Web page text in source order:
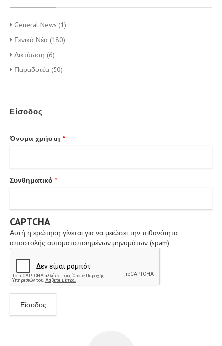
General News (1)
Γενικά Νέα (180)
Δικτύωση (6)
Παραδοτέα (50)
Είσοδος
Όνομα χρήστη *
Συνθηματικό *
CAPTCHA
Αυτή η ερώτηση γίνεται για να μειώσει την πιθανότητα
αποστολής αυτοματοποιημένων μηνυμάτων (spam).